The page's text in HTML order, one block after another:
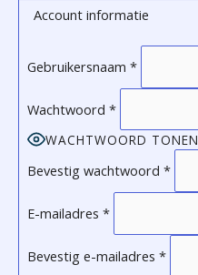
Account informatie
Gebruikersnaam *
Wachtwoord*
WACHTWOORD TONEN
Bevestig wachtwoord *
E-mailadres *
Bevestig e-mailadres *